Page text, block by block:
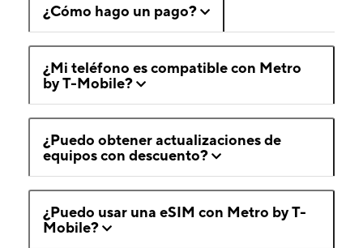
¿Cómo hago un pago?
¿Mi teléfono es compatible con Metro
by T-Mobile?
¿Puedo obtener actualizaciones de
equipos con descuento?
¿Puedo usar una eSIM con Metro by T-
Mobile?